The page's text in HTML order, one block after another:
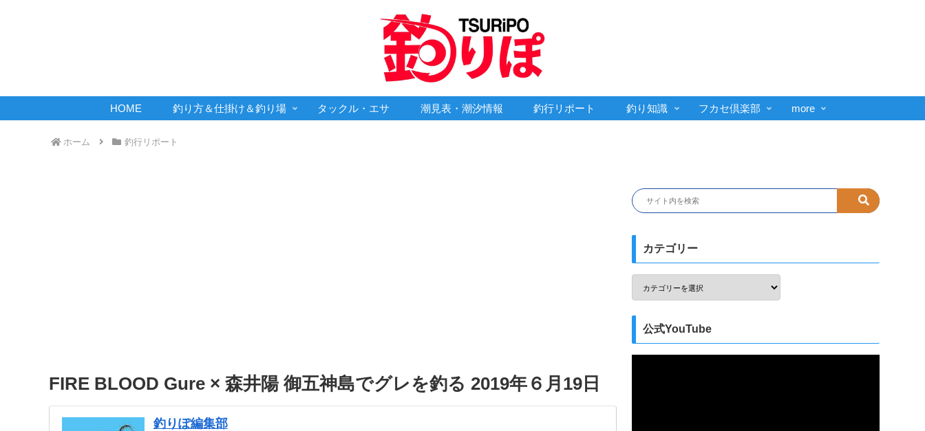
HOME 釣り方＆仕掛け＆釣り場 タックル・エサ 潮見表・潮汐情報 釣行リポート 釣り知識 フカセ倶楽部 more
ホーム 釣行リポート
FIRE BLOOD Gure × 森井陽 御五神島でグレを釣る 2019年６月19日
釣りぽ編集部
カテゴリー
公式YouTube